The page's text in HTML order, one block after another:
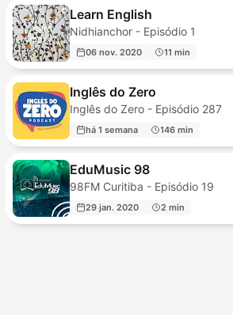
Learn English
Nidhianchor - Episódio 1
06 nov. 2020 11 min
Inglês do Zero
Inglês do Zero - Episódio 287
há 1 semana 146 min
EduMusic 98
98FM Curitiba - Episódio 19
29 jan. 2020 2 min